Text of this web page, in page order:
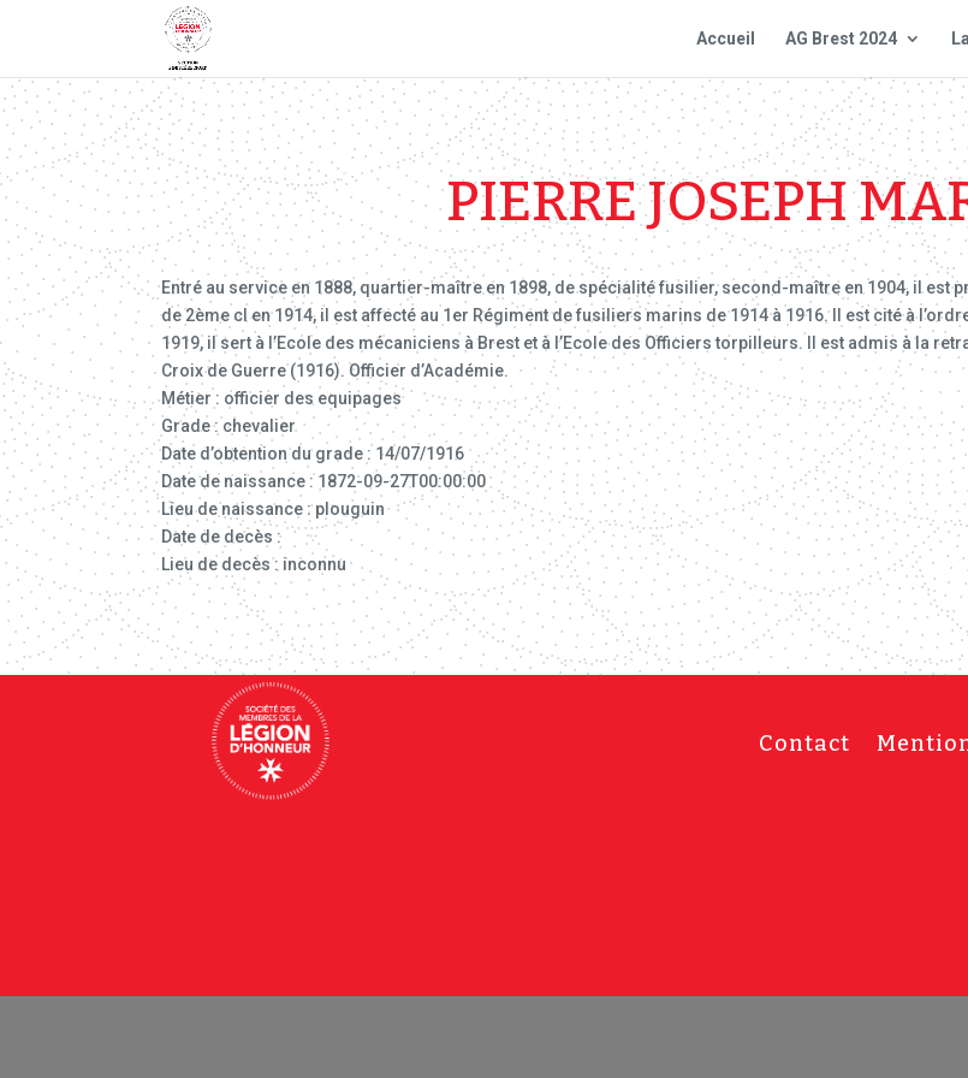
Accueil AG Brest 2024
PIERRE JOSEPH
Entré au service en 1888, quartier-maître en 1898, de spécialité fusilier, second-maître en 1904, il
de 2ème cl en 1914, il est affecté au 1er Régiment de fusiliers marins de 1914 à 1916. Il est cité à
1919, il sert à l’Ecole des mécaniciens à Brest et à l’Ecole des Officiers torpilleurs. Il est admis à la
Croix de Guerre (1916). Officier d’Académie.
Métier : officier des equipages
Grade : chevalier
Date d’obtention du grade : 14/07/1916
Date de naissance : 1872-09-27T00:00:00
Lieu de naissance : plouguin
Date de decès :
Lieu de decès : inconnu
Contact